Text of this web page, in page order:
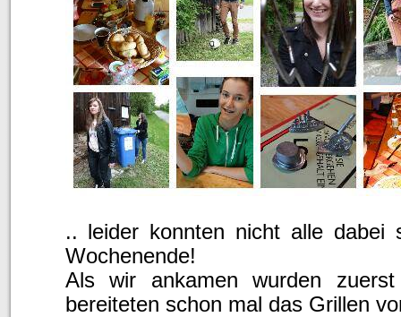
.. leider konnten nicht alle
Wochenende!
Als wir ankamen wurden
bereiteten schon mal das Grillen